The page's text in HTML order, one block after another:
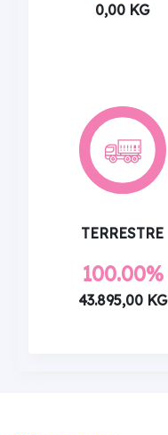
0,00 KG
TERRESTRE
100.00%
43.895,00 KG